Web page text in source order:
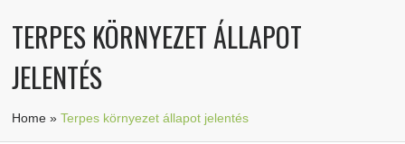
TERPES KÖRNYEZET ÁLLAPOT
JELENTÉS
Home »Terpes környezet állapot jelentés